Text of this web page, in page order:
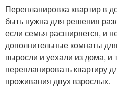
Перепланировка квартир в
быть нужна для решения
если семья расширяется, и
дополнительные комнаты
выросли и уехали из дома, и
перепланировать квартиру
проживания двух взрослых.